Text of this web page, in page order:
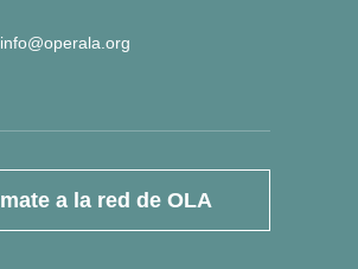
info@operala.org
a la red de OLA